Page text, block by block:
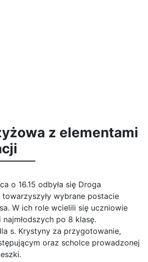
z elementami
o 16.15 odbyła się Droga
wybrane postacie
W ich role wcielili się uczniowie
najmłodszych po 8 klasę.
s. Krystyny za przygotowanie,
oraz scholce prowadzonej